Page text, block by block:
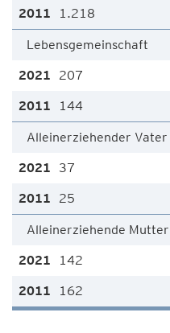
1.218
Lebensgemeinschaft
207
144
Alleinerziehender Vater
37
25
Alleinerziehende Mutter
142
162